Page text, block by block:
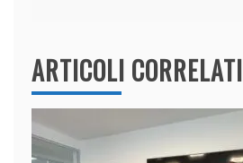
ARTICOLI CORRELATI